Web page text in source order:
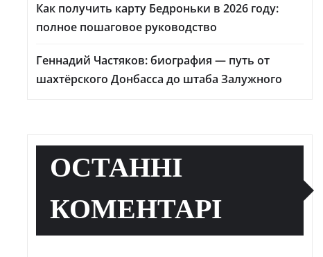
Как получить карту Бедроньки в 2026 году:
полное пошаговое руководство
Геннадий Частяков: биография — путь от
шахтёрского Донбасса до штаба Залужного
ОСТАННІ
КОМЕНТАРІ